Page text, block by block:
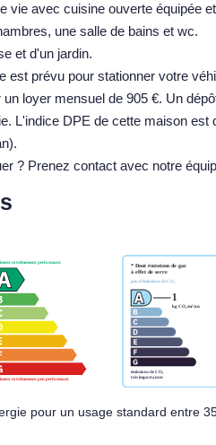
vie avec cuisine ouverte équipée
une salle de bains et wc.
et d'un jardin.
est prévu pour stationner votre
loyer mensuel de 905 €. Un
L'indice DPE de cette maison est
? Prenez contact avec notre
pour un usage standard entre